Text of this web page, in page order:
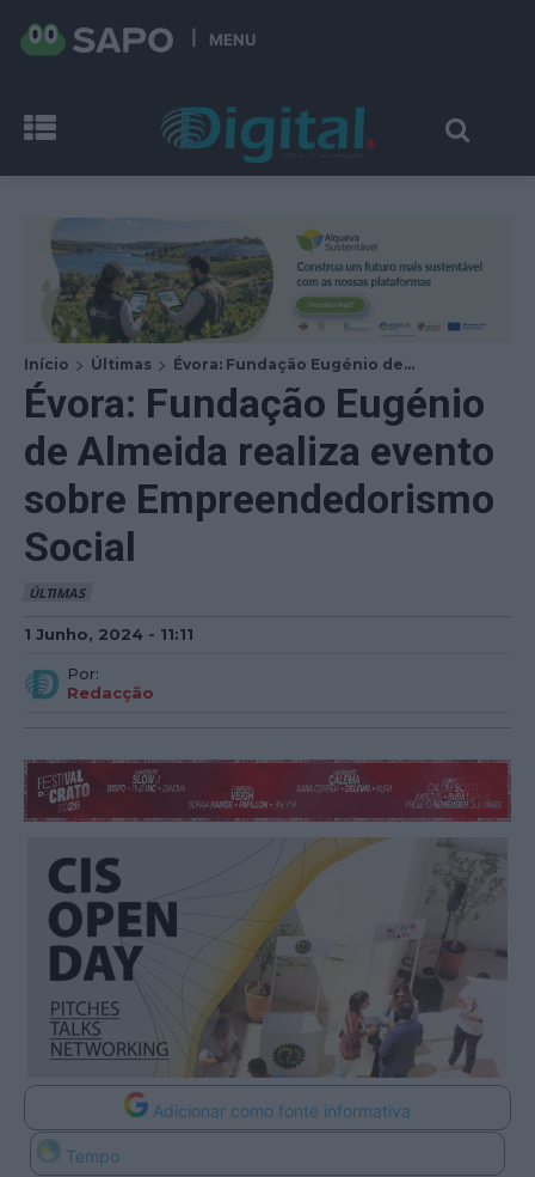
MENU
Início Últimas Évora: Fundação Eugénio de...
Évora: Fundação Eugénio
de Almeida realiza evento
sobre Empreendedorismo
Social
ÚLTIMAS
1 Junho, 2024 - 11:11
Por:
Redacção
Adicionar como fonte informativa
Tempo